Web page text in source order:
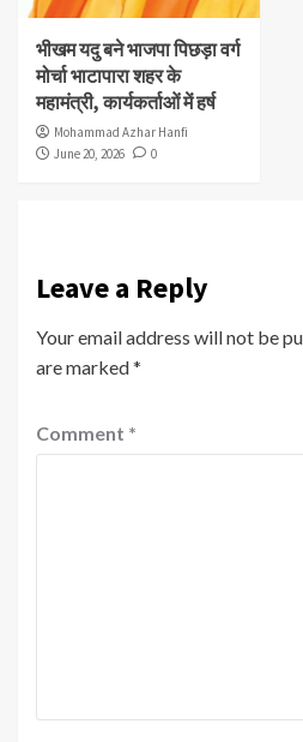
भीखम यदु बने भाजपा पिछड़ा वर्ग
मोर्चा भाटापारा शहर के
महामंत्री, कार्यकर्ताओं में हर्ष
Mohammad Azhar Hanfi
June 20, 2026
0
Leave a Reply
Your email address will not be
are marked*
Comment *